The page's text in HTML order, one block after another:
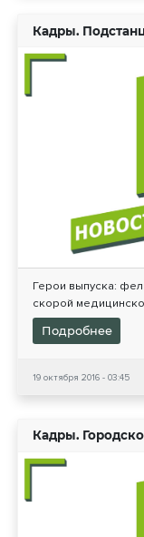
Кадры.
Герои выпуска:
скорой
Подробнее
19 октября 2016 - 03:45
Кадры.